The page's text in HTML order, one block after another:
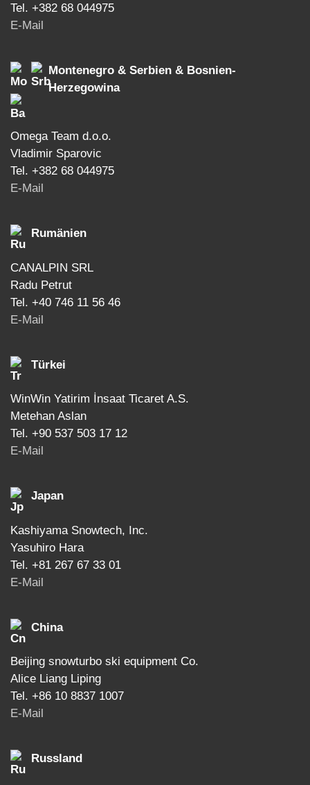
Tel. +382 68 044975
E-Mail
Montenegro & Serbien & Bosnien-
Herzegowina
Omega Team d.o.o.
Vladimir Sparovic
Tel. +382 68 044975
E-Mail
Rumänien
CANALPIN SRL
Radu Petrut
Tel. +40 746 11 56 46
E-Mail
Türkei
WinWin Yatirim İnsaat Ticaret A.S.
Metehan Aslan
Tel. +90 537 503 17 12
E-Mail
Japan
Kashiyama Snowtech, Inc.
Yasuhiro Hara
Tel. +81 267 67 33 01
E-Mail
China
Beijing snowturbo ski equipment Co.
Alice Liang Liping
Tel. +86 10 8837 1007
E-Mail
Russland